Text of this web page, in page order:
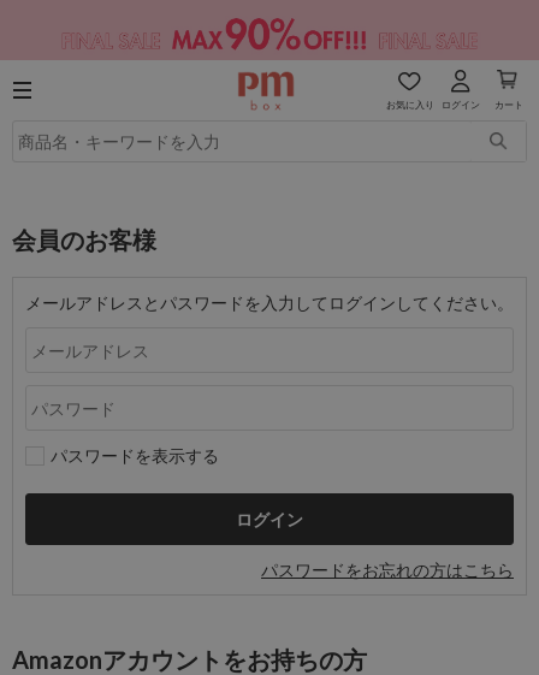
お気に入り ログイン カート
会員のお客様
メールアドレスとパスワードを入力してログインしてください。
パスワードを表示する
パスワードをお忘れの方はこちら
Amazonアカウントをお持ちの方